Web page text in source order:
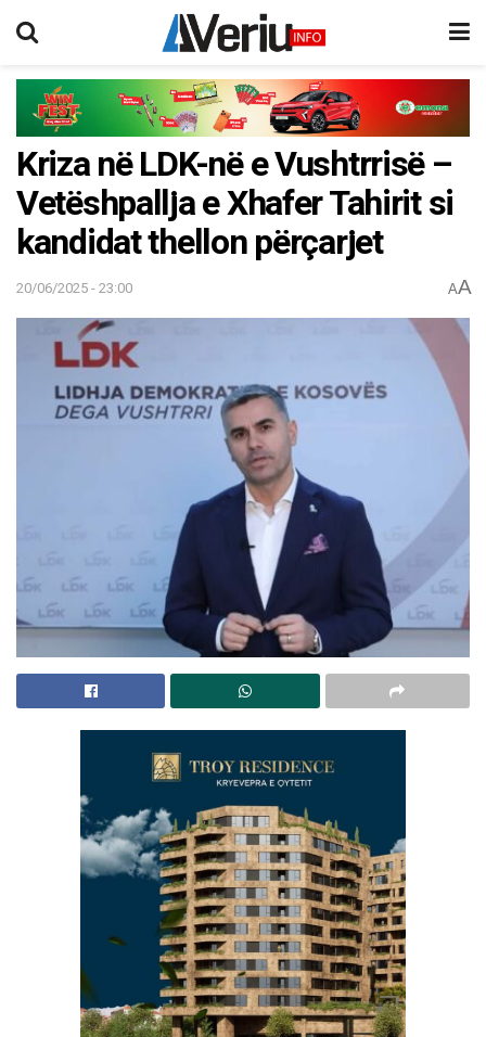
Kriza në LDK-në e Vushtrrisë –
Vetëshpallja e Xhafer Tahirit si
kandidat thellon përçarjet
20/06/2025 - 23:00 AA